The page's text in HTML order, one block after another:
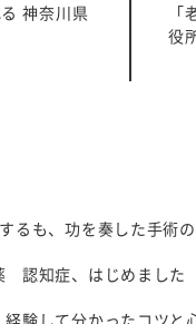
神奈川県
役
るも、功を奏した手術
認知症、はじめました
験して分かったコツと